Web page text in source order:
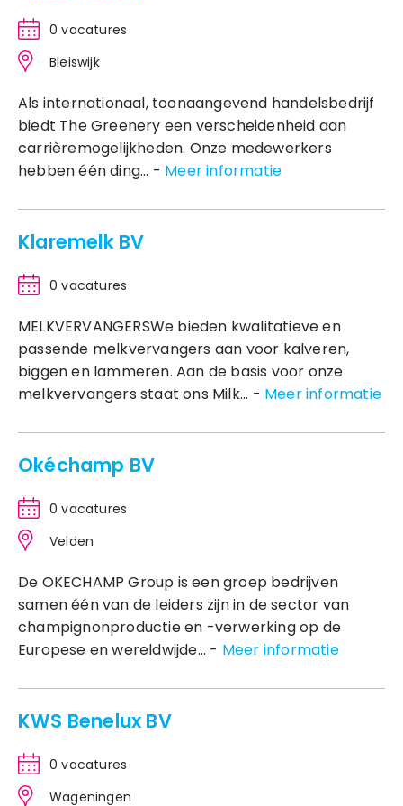
0 vacatures
Bleiswijk
Als internationaal, toonaangevend handelsbedrijf
biedt The Greenery een verscheidenheid aan
carrièremogelijkheden. Onze medewerkers
hebben één ding... - Meer informatie
Klaremelk BV
0 vacatures
MELKVERVANGERSWe bieden kwalitatieve en
passende melkvervangers aan voor kalveren,
biggen en lammeren. Aan de basis voor onze
melkvervangers staat ons Milk... - Meer informatie
Okéchamp BV
0 vacatures
Velden
De OKECHAMP Group is een groep bedrijven
samen één van de leiders zijn in de sector van
champignonproductie en -verwerking op de
Europese en wereldwijde... - Meer informatie
KWS Benelux BV
0 vacatures
Wageningen